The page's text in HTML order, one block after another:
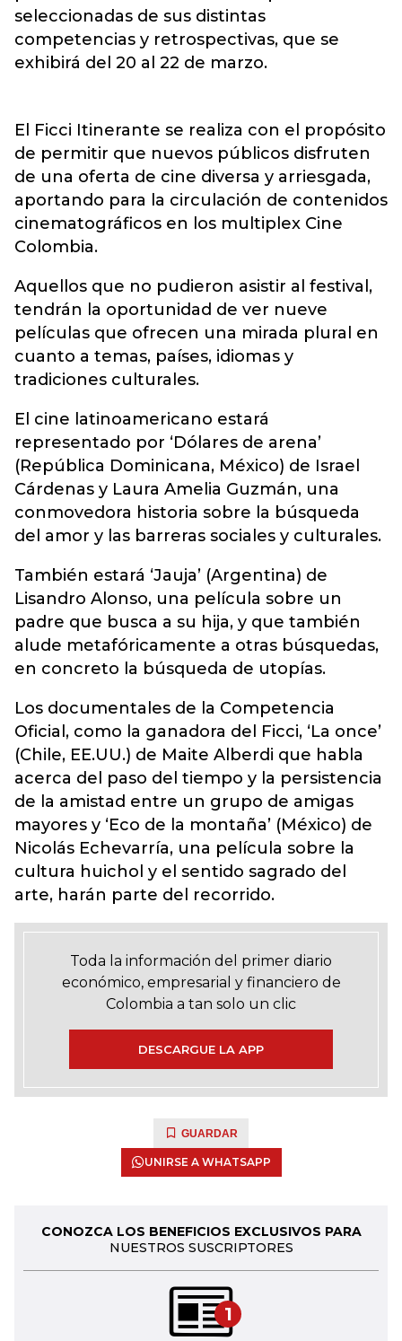
seleccionadas de sus distintas
competencias y retrospectivas, que se
exhibirá del 20 al 22 de marzo.
El Ficci Itinerante se realiza con el propósito
de permitir que nuevos públicos disfruten
de una oferta de cine diversa y arriesgada,
aportando para la circulación de contenidos
cinematográficos en los multiplex Cine
Colombia.
Aquellos que no pudieron asistir al festival,
tendrán la oportunidad de ver nueve
películas que ofrecen una mirada plural en
cuanto a temas, países, idiomas y
tradiciones culturales.
El cine latinoamericano estará
representado por ‘Dólares de arena’
(República Dominicana, México) de Israel
Cárdenas y Laura Amelia Guzmán, una
conmovedora historia sobre la búsqueda
del amor y las barreras sociales y culturales.
También estará ‘Jauja’ (Argentina) de
Lisandro Alonso, una película sobre un
padre que busca a su hija, y que también
alude metafóricamente a otras búsquedas,
en concreto la búsqueda de utopías.
Los documentales de la Competencia
Oficial, como la ganadora del Ficci, ‘La once’
(Chile, EE.UU.) de Maite Alberdi que habla
acerca del paso del tiempo y la persistencia
de la amistad entre un grupo de amigas
mayores y ‘Eco de la montaña’ (México) de
Nicolás Echevarría, una película sobre la
cultura huichol y el sentido sagrado del
arte, harán parte del recorrido.
Toda la información del primer diario
económico, empresarial y financiero de
Colombia a tan solo un clic
DESCARGUE LA APP
GUARDAR
UNIRSE A WHATSAPP
CONOZCA LOS BENEFICIOS EXCLUSIVOS PARA
NUESTROS SUSCRIPTORES
1